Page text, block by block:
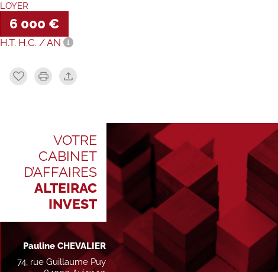
LOYER
6 000 €
H.T. H.C. / AN
VOTRE
CABINET
D’AFFAIRES
ALTEIRAC
INVEST
Pauline CHEVALIER
74, rue Guillaume Puy